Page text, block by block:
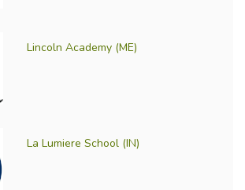
Lincoln Academy (ME)
La Lumiere School (IN)